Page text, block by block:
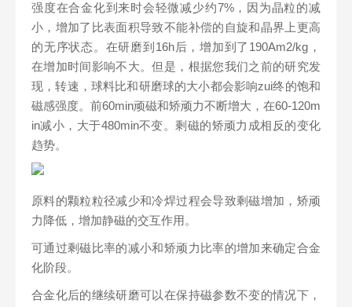
强度在合金化到来时会轻微减少约7%，因为晶粒的减
小，增加了比表面积导致不能补偿的自旋和晶界上更高
的无序状态。在研磨到16h后，增加到了190Am2/kg，
在增加时间影响不大。但是，根据您我们之前的研究发
现，转速，球料比和研磨球的大小都会影响zui终的饱和
磁感强度。前60min顽磁和矫顽力不断增大，在60-120m
in减小，大于480min不变。剩磁的矫顽力成相反的变化
趋势。
原料的颗粒粒径减少和冷焊过程会导致剩磁增加，矫顽
力降低，增加静磁的交互作用。
可通过剩磁比率的减小和矫顽力比率的增加来确定合金
化阶段。
合金化后的继续研磨可以在保持磁参数不变的情况下，